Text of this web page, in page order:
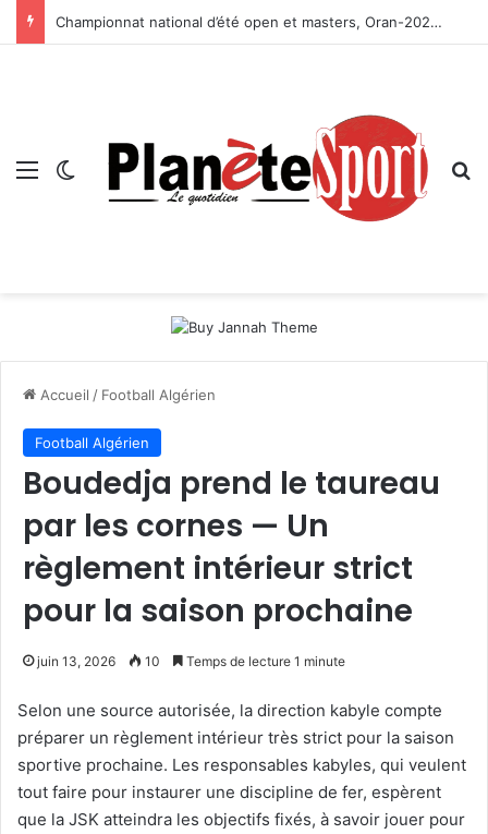
Championnat national d’été open et masters, Oran-2026 — Le CRB s’adjuge le titre
Menu Switch skin
Accueil / Football Algérien
Football Algérien
Boudedja prend le taureau
par les cornes — Un
règlement intérieur strict
pour la saison prochaine
juin 13, 2026 10 Temps de lecture 1 minute
Selon une source autorisée, la direction kabyle compte
préparer un règlement intérieur très strict pour la saison
sportive prochaine. Les responsables kabyles, qui veulent
tout faire pour instaurer une discipline de fer, espèrent
que la JSK atteindra les objectifs fixés, à savoir jouer pour